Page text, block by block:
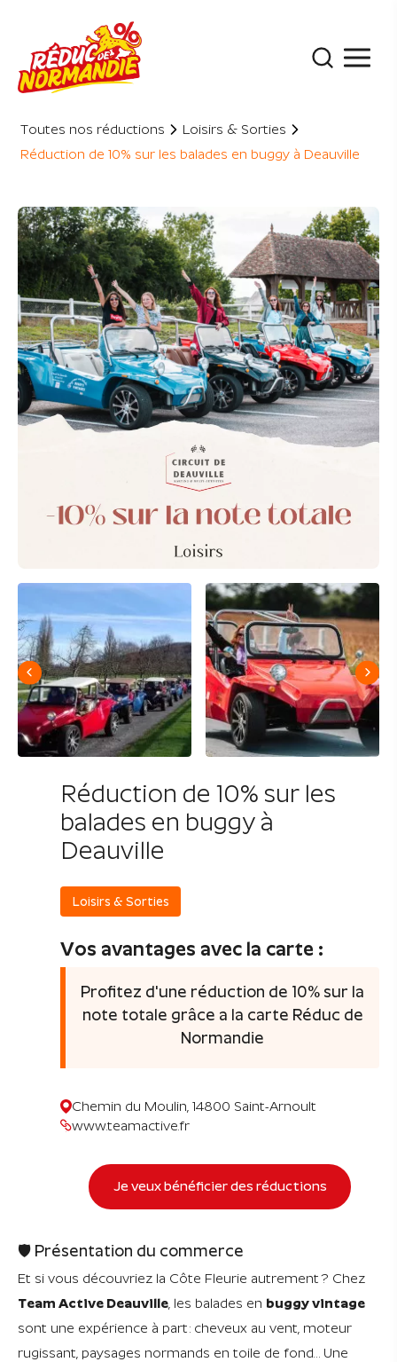
Toutes nos réductions
Loisirs & Sorties
Réduction de 10% sur les balades en buggy à Deauville
Réduction de 10% sur les
balades en buggy à
Deauville
Loisirs & Sorties
Vos avantages avec la carte :
Profitez d'une réduction de 10% sur la
note totale grâce a la carte Réduc de
Normandie
Chemin du Moulin, 14800 Saint-Arnoult
www.teamactive.fr
Je veux bénéficier des réductions
🛡 Présentation du commerce
Et si vous découvriez la Côte Fleurie autrement ? Chez
Team Active Deauville , les balades en buggy vintage
sont une expérience à part : cheveux au vent, moteur
rugissant, paysages normands en toile de fond… Une